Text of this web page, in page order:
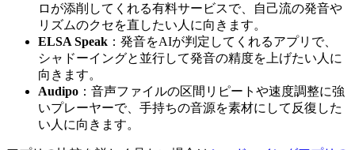
ロが添削してくれる有料サービスで、自己流の発音や
リズムのクセを直したい人に向きます。
ELSA Speak ：発音をAIが判定してくれるアプリで、
シャドーイングと並行して発音の精度を上げたい人に
向きます。
Audipo ：音声ファイルの区間リピートや速度調整に強
いプレーヤーで、手持ちの音源を素材にして反復した
い人に向きます。